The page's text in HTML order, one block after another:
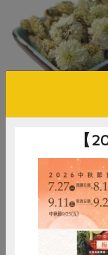
苗栗銅鑼杭白菊-
常溫
$275
【